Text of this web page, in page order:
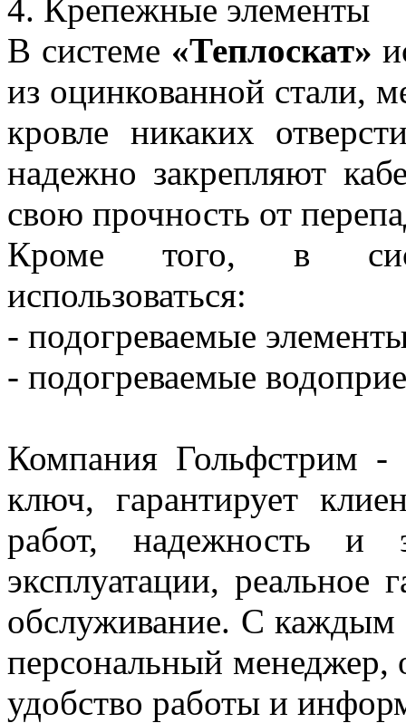
4. Крепежные элементы
В системе «Теплоскат»
из оцинкованной стали,
кровле никаких
надежно закрепляют
свою прочность от
Кроме того, в
использоваться:
- подогреваемые
- подогреваемые
Компания Гольфстрим
ключ, гарантирует
работ, надежность и
эксплуатации, реальное
обслуживание. С каждым
персональный менеджер,
удобство работы и